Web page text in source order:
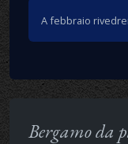
A febbraio
Bergamo da